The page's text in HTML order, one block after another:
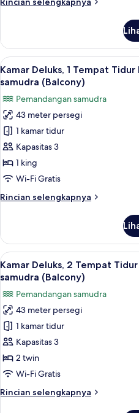
Kamar
Lihat
semua
untuk
Kamar
Deluks,
1
Tempat
Tidur
balkon,
(Balcony)
5
Kamar Deluks, 1 Tempat
samudra (Balcony)
Pemandangan samudra
43 meter persegi
1 kamar tidur
Kapasitas 3
1 king
Wi-Fi Gratis
Rincian selengkapnya
Rincian
Kamar
Deluks,
1
Tempat
King,
balkon,
pemandangan
samudra
(Balcony)
Lihat
semua
untuk
Kamar
Deluks,
2
Tempat
Tidur
balkon,
6
Kamar Deluks, 2 Tempat
samudra (Balcony)
Pemandangan samudra
43 meter persegi
1 kamar tidur
Kapasitas 3
2 twin
Wi-Fi Gratis
Rincian selengkapnya
Rincian